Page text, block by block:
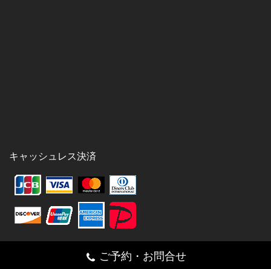
キャッシュレス決済
ご予約・お問合せ